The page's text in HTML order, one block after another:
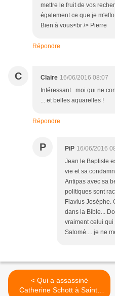
mettre le fruit de vos
également ce que je
Bien à vous<br /> Pierre
Répondre
C Claire 16/06/2016 08:07
Intéressant...moi qui ne
... et belles aquarelles !
Répondre
P PiP 16/06/2016
Jean le Baptiste
vie et sa
Antipas avec sa
politiques sont
Flavius Josèphe.
dans la Bible...
vraiment celui qui
Salomé.... je ne
< Qui a assassiné
Catherine Schott à Saint-